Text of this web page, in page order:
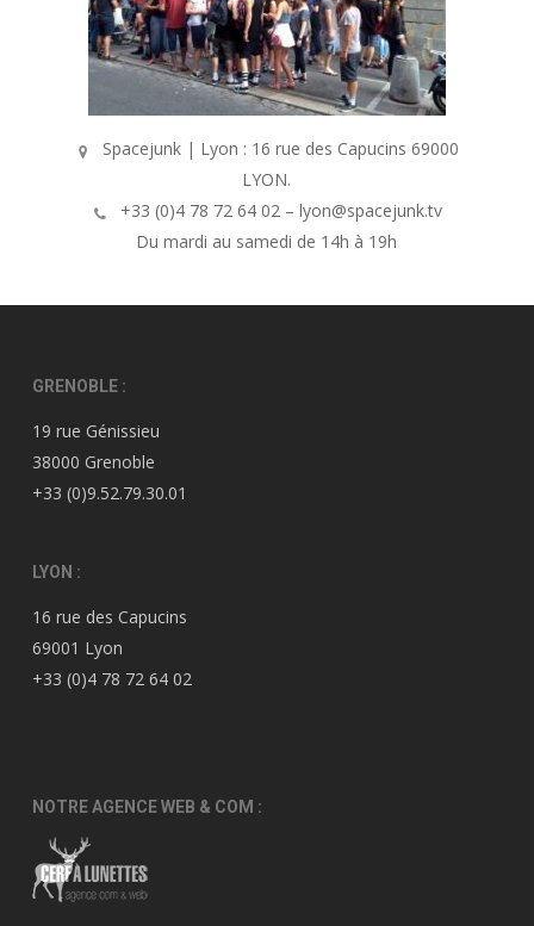
Spacejunk | Lyon : 16 rue des Capucins 69000
LYON.
+33 (0)4 78 72 64 02 – lyon@spacejunk.tv
Du mardi au samedi de 14h à 19h
GRENOBLE :
19 rue Génissieu
38000 Grenoble
+33 (0)9.52.79.30.01
LYON :
16 rue des Capucins
69001 Lyon
+33 (0)4 78 72 64 02
NOTRE AGENCE WEB & COM :